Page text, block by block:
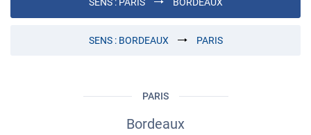
SENS : BORDEAUX PARIS
PARIS
Bordeaux